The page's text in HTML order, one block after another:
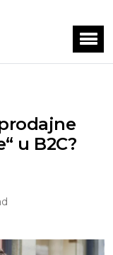
u B2C?